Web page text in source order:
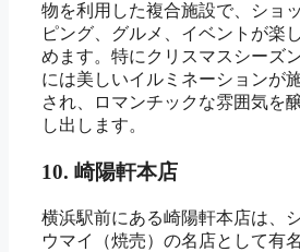
物を利用した複合施設で、ショッ
ピング、グルメ、イベントが楽し
めます。特にクリスマスシーズ
には美しいイルミネーションが
され、ロマンチックな雰囲気を
し出します。
10. 崎陽軒本店
横浜駅前にある崎陽軒本店は、
ウマイ（焼売）の名店として有名